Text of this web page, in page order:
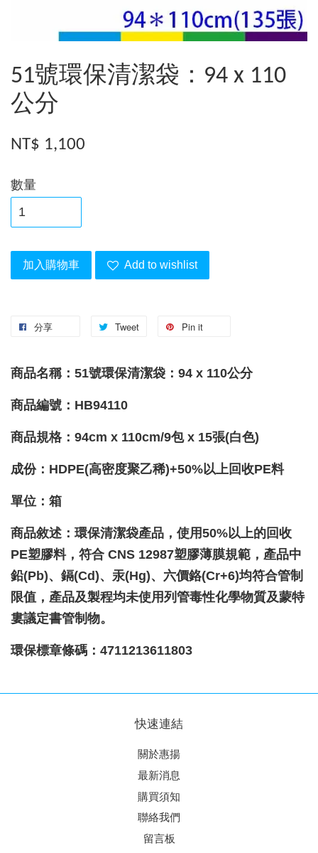
51號環保清潔袋：94 x 110
公分
NT$ 1,100
數量
加入購物車 Add to wishlist
分享 Tweet Pin it
商品名稱：51號環保清潔袋：94 x 110公分
商品編號：HB94110
商品規格： 94cm x 110cm/9包 x 15張(白色)
成份： HDPE(高密度聚乙稀)+50%以上回收PE料
單位 ：箱
商品敘述：環保清潔袋產品，使用50%以上的回收
PE塑膠料，符合 CNS 12987塑膠薄膜規範，產品中
鉛(Pb)、鎘(Cd)、汞(Hg)、六價鉻(Cr+6)均符合管制
限值，產品及製程均未使用列管毒性化學物質及蒙特
婁議定書管制物。
環保標章條碼：4711213611803
快速連結
關於惠揚
最新消息
購買須知
聯絡我們
留言板